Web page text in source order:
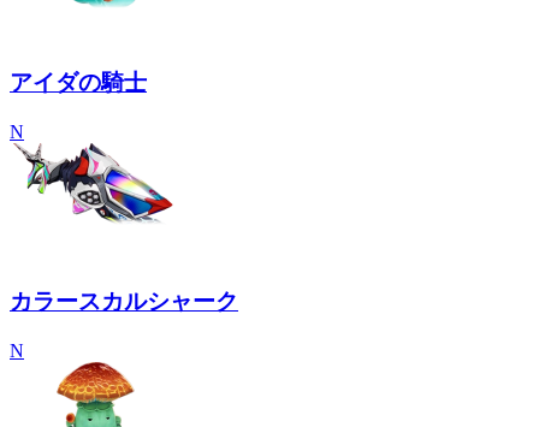
アイダの騎士
N
カラースカルシャーク
N